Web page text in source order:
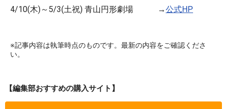
4/10(木)～5/3(土祝) 青山円形劇場 →公式HP
※記事内容は執筆時点のものです。最新の内容をご確認くださ
い。
【編集部おすすめの購入サイト】